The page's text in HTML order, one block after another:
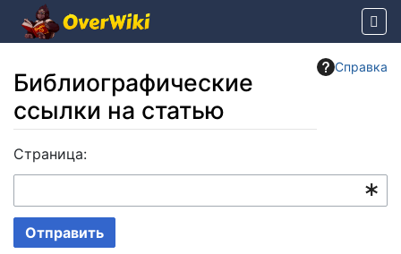
Справка
Библиографические
ссылки на статью
Перейти к:
Страница:
Отправить